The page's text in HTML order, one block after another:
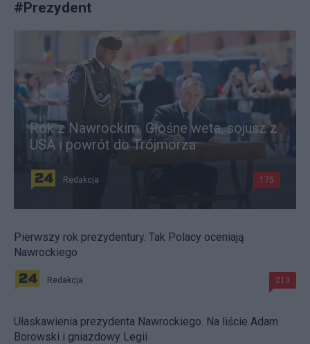
#Prezydent
Rok z Nawrockim. Głośne weta, sojusz z
USA i powrót do Trójmorza
Redakcja 175
Pierwszy rok prezydentury. Tak Polacy oceniają
Nawrockiego
Redakcja 213
Ułaskawienia prezydenta Nawrockiego. Na liście Adam
Borowski i gniazdowy Legii